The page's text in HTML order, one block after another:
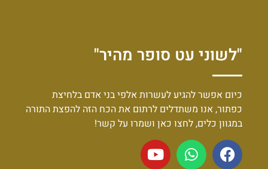
"לשוני עט סופר מהיר"
כיום אפשר להגיע לעשרות אלפי בני אדם בלחיצת
כפתור, אנו משתדלים לרתום את הכח הזה להפצת התורה
במגוון כלים, לחצו כאן ושמרו על קשר!